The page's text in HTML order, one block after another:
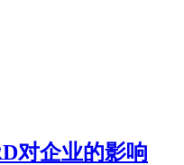
对企业的影响